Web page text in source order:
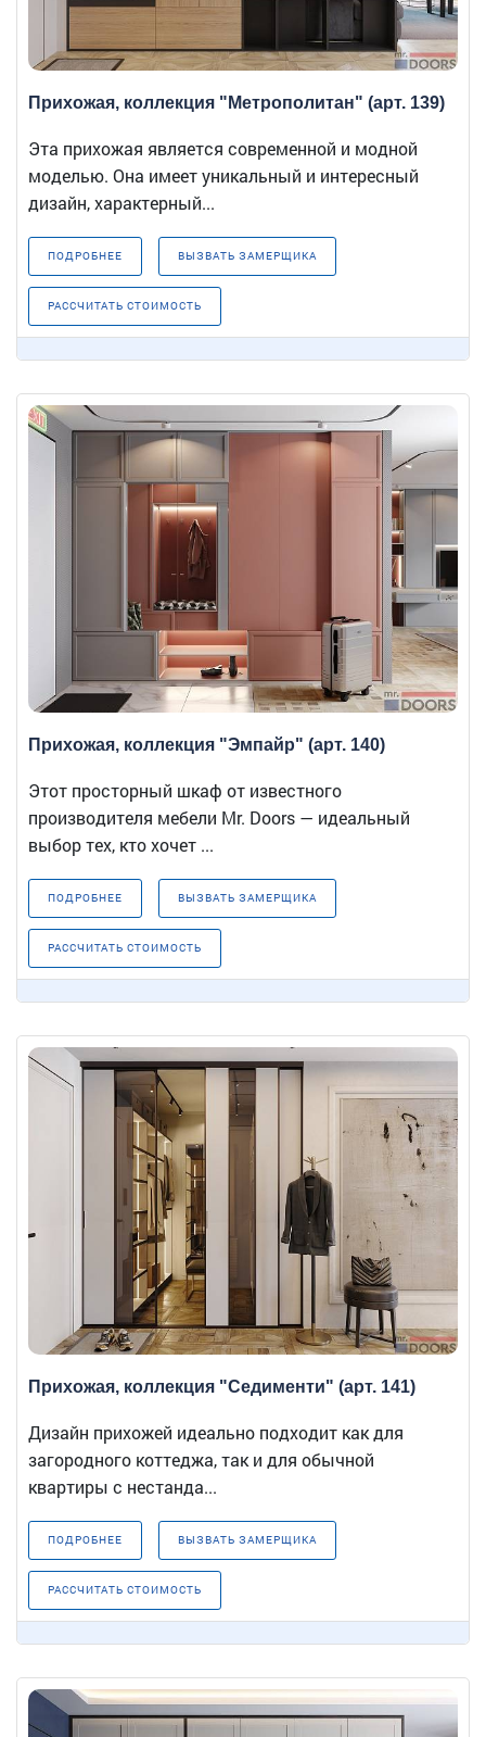
Прихожая, коллекция "Метрополитан" (арт. 139)
Эта прихожая является современной и модной
моделью. Она имеет уникальный и интересный
дизайн, характерный...
ПОДРОБНЕЕ ВЫЗВАТЬ ЗАМЕРЩИКА
РАССЧИТАТЬ СТОИМОСТЬ
Прихожая, коллекция "Эмпайр" (арт. 140)
Этот просторный шкаф от известного
производителя мебели Mr. Doors — идеальный
выбор тех, кто хочет ...
ПОДРОБНЕЕ ВЫЗВАТЬ ЗАМЕРЩИКА
РАССЧИТАТЬ СТОИМОСТЬ
Прихожая, коллекция "Седименти" (арт. 141)
Дизайн прихожей идеально подходит как для
загородного коттеджа, так и для обычной
квартиры с нестанда...
ПОДРОБНЕЕ ВЫЗВАТЬ ЗАМЕРЩИКА
РАССЧИТАТЬ СТОИМОСТЬ